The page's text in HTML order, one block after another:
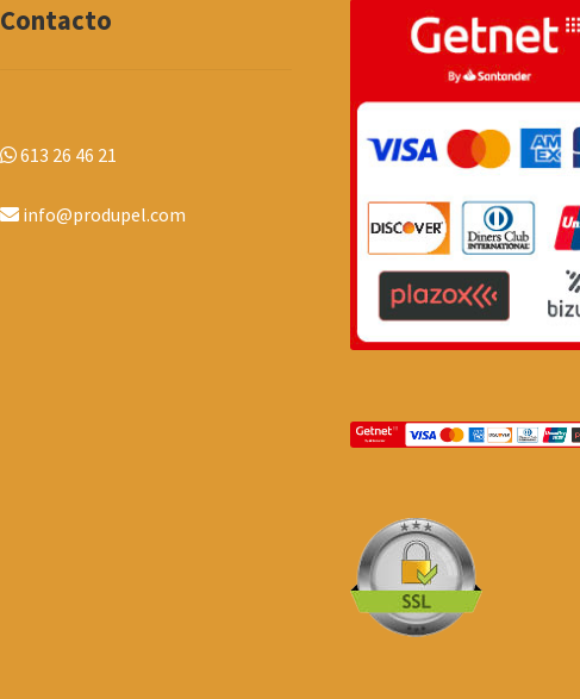
Contacto
613 26 46 21
info@produpel.com